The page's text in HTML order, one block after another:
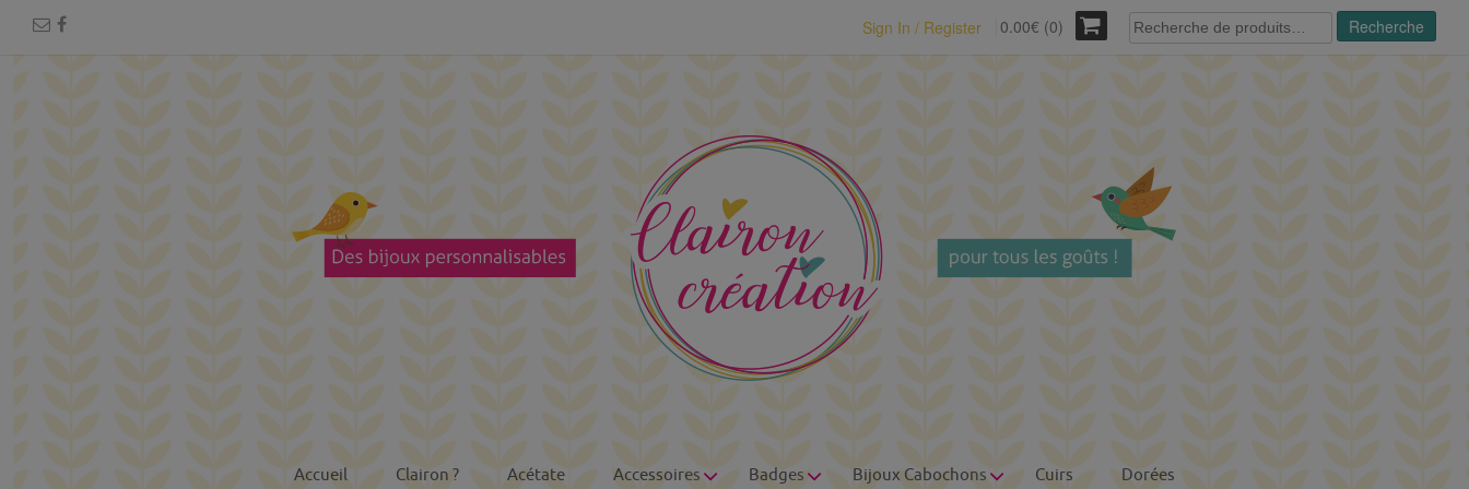
Sign In / Register 0.00€ (0)
Recherche
pour :
Recherche
Accueil Clairon ? Acétate Accessoires Badges Bijoux Cabochons Cuirs Dorées